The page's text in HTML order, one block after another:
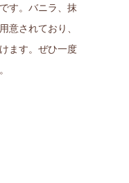
す。バニラ、抹
意されており、
ます。ぜひ一度